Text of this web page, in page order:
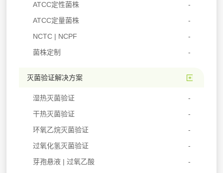
ATCC定性菌株
ATCC定量菌株
NCTC | NCPF
菌株定制
灭菌验证解决方案
湿热灭菌验证
干热灭菌验证
环氧乙烷灭菌验证
过氧化氢灭菌验证
芽孢悬液 | 过氧乙酸